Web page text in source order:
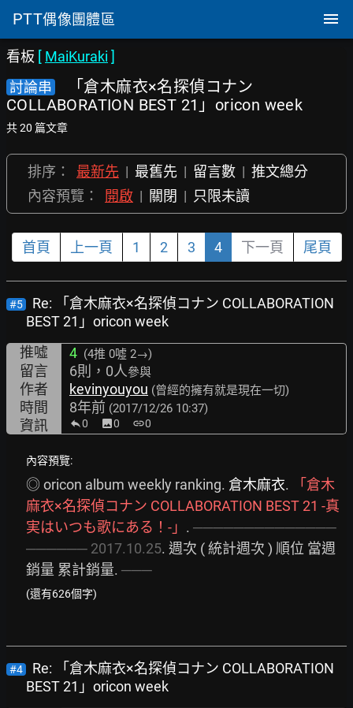
PTT偶像團體區
看板 [ MaiKuraki ]
討論串
「倉木麻衣×名探偵コナン
COLLABORATION BEST 21」oricon week
共 20 篇文章
排序： 最新先 | 最舊先 | 留言數 | 推文總分
內容預覽：
開啟 | 關閉 | 只限未讀
首頁 上一頁 1 2 3 4 下一頁 尾頁
#5
Re: 「倉木麻衣×名探偵コナン COLLABORATION
BEST 21」oricon week
推噓
4 (4推 0噓 2→)
留言 6則，0人參與
作者 kevinyouyou (曾經的擁有就是現在一切)
時間 8年前 (2017/12/26 10:37)
資訊 0 image0 link0
內容預覽:
◎ oricon album weekly ranking. 倉木麻衣.
「倉木
麻衣×名探偵コナン COLLABORATION BEST21 -真
実はいつも歌にある！-」 . ──────────────
────── 2017.10.25. 週次 ( 統計週次 ) 順位 當週
銷量 累計銷量. ───
(還有626個字)
#4
Re: 「倉木麻衣×名探偵コナン COLLABORATION
BEST 21」oricon week